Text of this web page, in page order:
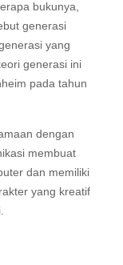
bukunya,
generasi
yang
generasi ini
pada tahun
dengan
membuat
dan memiliki
yang kreatif